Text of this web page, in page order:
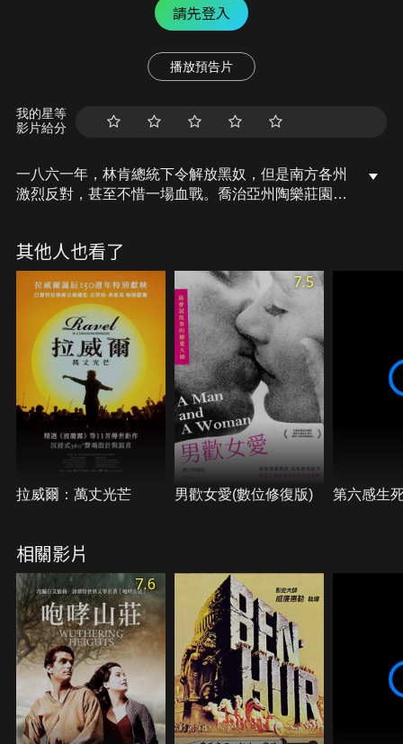
請先登入
播放預告片
我的星等
影片給分
一八六一年，林肯總統下令解放黑奴，但是南方各州
激烈反對，甚至不惜一場血戰。喬治亞州陶樂莊園的
南北戰爭隨之爆發，南方年輕人紛紛從軍。衛希禮臨
上戰場前，與韓美蘭舉行了婚禮，怒火中燒的郝思嘉
也匆匆地與查里結婚了。由於戰事不利，南軍節節敗
退，就在這時，韓美蘭生下了兒子。為了讓韓美蘭與
孩子離開危險的莊園，郝思嘉求助於白瑞德，白瑞德
在此時向郝思嘉表白，並表明從軍意願，郝思嘉隨後
回到家中。最後面對現實終教人成熟堅強。
其他人也看了
拉威爾：萬丈光芒
7.5
男歡女愛(數位修復版) 第六感生
相關影片
7.6